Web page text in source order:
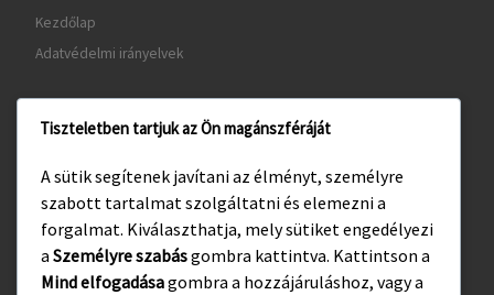
Kezdőlap
Adatvédelmi irányelvek
www.visitgyula.com
www.gyulakult.hu
Tiszteletben tartjuk az Ön magánszféráját
A sütik segítenek javítani az élményt, személyre
szabott tartalmat szolgáltatni és elemezni a
forgalmat. Kiválaszthatja, mely sütiket engedélyezi
a Személyre szabásgombra kattintva. Kattintson a
Mind elfogadásagombra a hozzájáruláshoz, vagy a